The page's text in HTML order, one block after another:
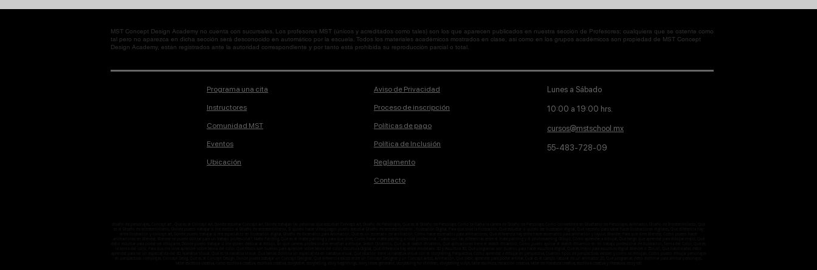
MST Concept Design Academy no cuenta con sucursales. Los profesores MST (únicos y acreditados como tales) son los que aparecen publicados en nuestra sección de Profesores; cualquiera que se ostente como
tal pero no aparezca en dicha sección será desconocido en automático por la escuela. Todos los materiales académicos mostrados en clase, así como en los grupos académicos son propiedad de MST Concept
Design Academy, están registrados ante la autoridad correspondiente y por tanto está prohibida su reproducción parcial o total.
Programa una cita
Instructores
Comunidad MST
Eventos
Ubicación
Aviso de Privacidad
Proceso de inscripción
Políticas de pago
Política de Inclusión
Reglamento
Contacto
Lunes a Sábado
10:00 a 19:00 hrs.
cursos@mstschool.mx
55-483-728-09